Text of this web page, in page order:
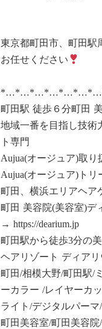
東京都町田市、町田駅
お任せください
町田駅 徒歩６分町田
地域一番を目指し技術
ト専門
Aujua(オージュア)取り
Aujua(オージュア)トリ
町田、横浜エリアヘア
町田 美容院(美容室)デ
→ https://dearium.jp
町田駅から徒歩3分の
ヘアリゾート ディアリ
町田/相模大野/町田駅/
ーカラー /レイヤーカ
ライト/デジタルパー
町田美容室/町田美容